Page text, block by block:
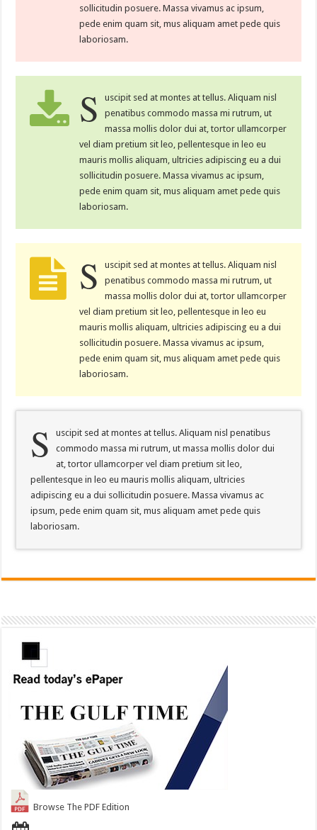
sollicitudin posuere. Massa vivamus ac ipsum,
pede enim quam sit, mus aliquam amet pede quis
laboriosam.
S
uscipit sed at montes at tellus. Aliquam nisl
penatibus commodo massa mi rutrum, ut
massa mollis dolor dui at, tortor ullamcorper
vel diam pretium sit leo, pellentesque in leo eu
mauris mollis aliquam, ultricies adipiscing eu a dui
sollicitudin posuere. Massa vivamus ac ipsum,
pede enim quam sit, mus aliquam amet pede quis
laboriosam.
S
uscipit sed at montes at tellus. Aliquam nisl
penatibus commodo massa mi rutrum, ut
massa mollis dolor dui at, tortor ullamcorper
vel diam pretium sit leo, pellentesque in leo eu
mauris mollis aliquam, ultricies adipiscing eu a dui
sollicitudin posuere. Massa vivamus ac ipsum,
pede enim quam sit, mus aliquam amet pede quis
laboriosam.
S
uscipit sed at montes at tellus. Aliquam nisl penatibus
commodo massa mi rutrum, ut massa mollis dolor dui
at, tortor ullamcorper vel diam pretium sit leo,
pellentesque in leo eu mauris mollis aliquam, ultricies
adipiscing eu a dui sollicitudin posuere. Massa vivamus ac
ipsum, pede enim quam sit, mus aliquam amet pede quis
laboriosam.
Browse The PDF Edition